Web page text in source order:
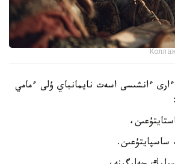
ءانشىسى اسەت نايمانباي ۇلى ءمامي
ساسپايتۇعىن.